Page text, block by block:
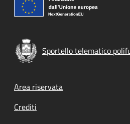
Sportello telematico
Footer menu
Area riservata
Crediti